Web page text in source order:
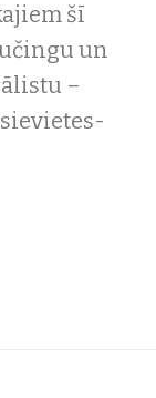
šī
un
–
VAIRĀK